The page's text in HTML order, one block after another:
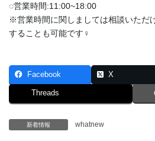
◌営業時間:11:00~18:00
※営業時間に関しましては相談いただ
することも可能です‍♀️
Facebook X
Threads
新着情報 whatnew